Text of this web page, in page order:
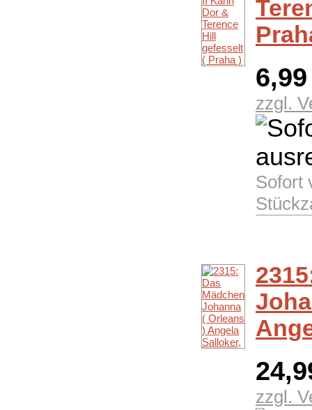
zzgl.
Sofort
zzgl.